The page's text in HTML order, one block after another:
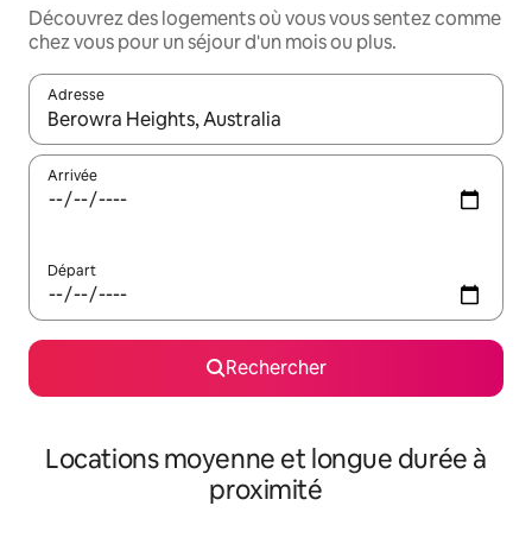
Découvrez des logements où vous vous sentez comme
chez vous pour un séjour d'un mois ou plus.
Adresse
Lorsque les résultats s'affichent, utilisez les flèches vers le
Arrivée
Départ
Rechercher
Locations moyenne et longue durée à
proximité